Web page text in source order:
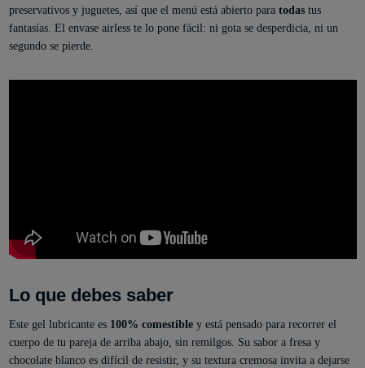
preservativos y juguetes, así que el menú está abierto para todastus
fantasías. El envase airless te lo pone fácil: ni gota se desperdicia, ni un
segundo se pierde.
Lo que debes saber
Este gel lubricante es 100% comestibley está pensado para recorrer el
cuerpo de tu pareja de arriba abajo, sin remilgos. Su sabor a fresa y
chocolate blanco es difícil de resistir, y su textura cremosa invita a dejarse